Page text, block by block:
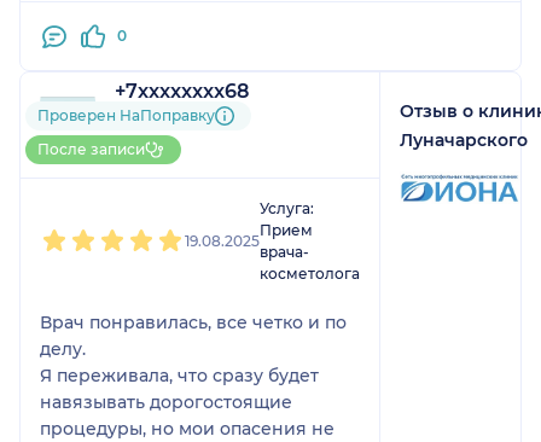
0
+7xxxxxxxx68
2 отзыва
Больше 20 записей через
НаПоправку
Проверен НаПоправку
После записи
19.08.2025
Услуга:
Прием
врача-
косметолога
Врач понравилась, все четко и по
делу.
Я переживала, что сразу будет
навязывать дорогостоящие
процедуры, но мои опасения не
Отзыв о
Луначарского